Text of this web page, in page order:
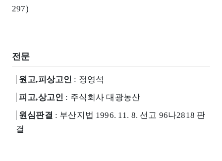
297)
전문
원고,피상고인 : 정영석
피고,상고인 : 주식회사 대광농산
원심판결 : 부산지법 1996. 11. 8. 선고 96나2818 판
결